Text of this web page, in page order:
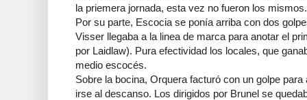
la priemera jornada, esta vez no fueron los mismos.
Por su parte, Escocia se ponía arriba con dos
Visser llegaba a la linea de marca para anotar el
por Laidlaw). Pura efectividad los locales, que
medio escocés.
Sobre la bocina, Orquera facturó con un golpe
irse al descanso. Los dirigidos por Brunel se